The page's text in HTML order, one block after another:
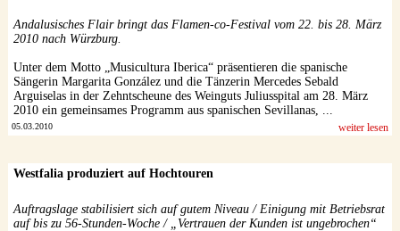
Andalusisches Flair bringt das Flamen-co-Festival vom 22. bis 28. März
2010 nach Würzburg.
Unter dem Motto „Musicultura Iberica“ präsentieren die spanische
Sängerin Margarita González und die Tänzerin Mercedes Sebald
Arguiselas in der Zehntscheune des Weinguts Juliusspital am 28. März
2010 ein gemeinsames Programm aus spanischen Sevillanas, ...
05.03.2010 weiter lesen
Westfalia produziert auf Hochtouren
Auftragslage stabilisiert sich auf gutem Niveau / Einigung mit Betriebsrat
auf bis zu 56-Stunden-Woche / „Vertrauen der Kunden ist ungebrochen“